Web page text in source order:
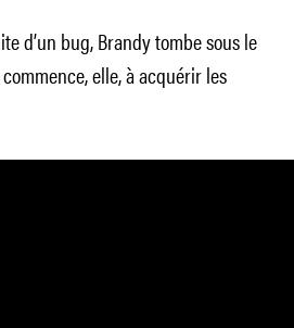
d’un bug, Brandy tombe sous le
elle, à acquérir les